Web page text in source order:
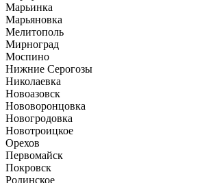
Марьинка
Марьяновка
Мелитополь
Мирноград
Моспино
Нижние Серогозы
Николаевка
Новоазовск
Нововоронцовка
Новогродовка
Новотроицкое
Орехов
Первомайск
Покровск
Родинское